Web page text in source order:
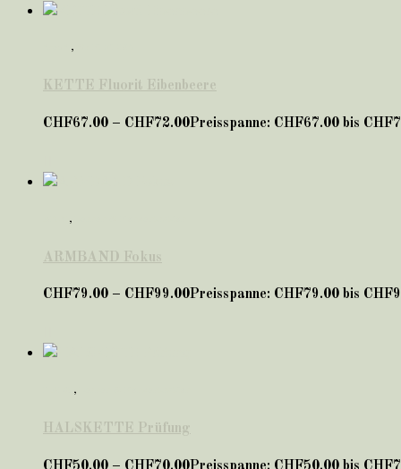
,
KETTE Fluorit Eibenbeere
CHF67.00 – CHF72.00Preisspanne: CHF67.00 bis
,
ARMBAND Fokus
CHF79.00 – CHF99.00Preisspanne: CHF79.00 bis
,
HALSKETTE Prüfung
CHF50.00 – CHF70.00 Preisspanne: CHF50.00 bis